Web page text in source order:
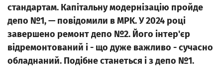
стандартам. Капітальну модернізацію пройде
депо №1, — повідомили в MPK. У 2024 році
завершено ремонт депо №2. Його інтер'єр
відремонтований і - що дуже важливо - сучасно
обладнаний. Подібне станеться і з депо №1.